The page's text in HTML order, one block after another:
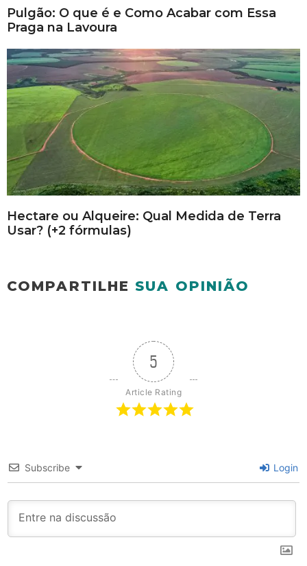
Pulgão: O que é e Como Acabar com Essa
Praga na Lavoura
Hectare ou Alqueire: Qual Medida de Terra
Usar? (+2 fórmulas)
COMPARTILHE SUA OPINIÃO
5
Article Rating
Subscribe Login